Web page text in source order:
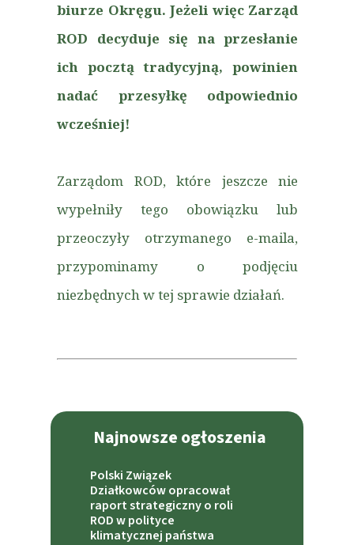
Najnowsze ogłoszenia
Polski Związek
Działkowców opracował
raport strategiczny o roli
ROD w polityce
klimatycznej państwa
biurze Okręgu. Jeżeli więc Zarząd
ROD decyduje się na przesłanie
ich pocztą tradycyjną, powinien
nadać przesyłkę odpowiednio
wcześniej!
Zarządom ROD, które jeszcze nie
wypełniły tego obowiązku lub
przeoczyły otrzymanego e-maila,
przypominamy o podjęciu
niezbędnych w tej sprawie działań.